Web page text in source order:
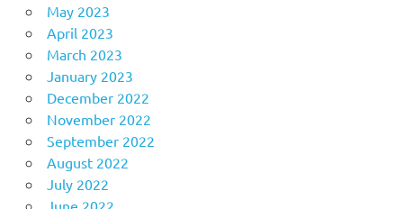
May 2023
April 2023
March 2023
January 2023
December 2022
November 2022
September 2022
August 2022
July 2022
June 2022